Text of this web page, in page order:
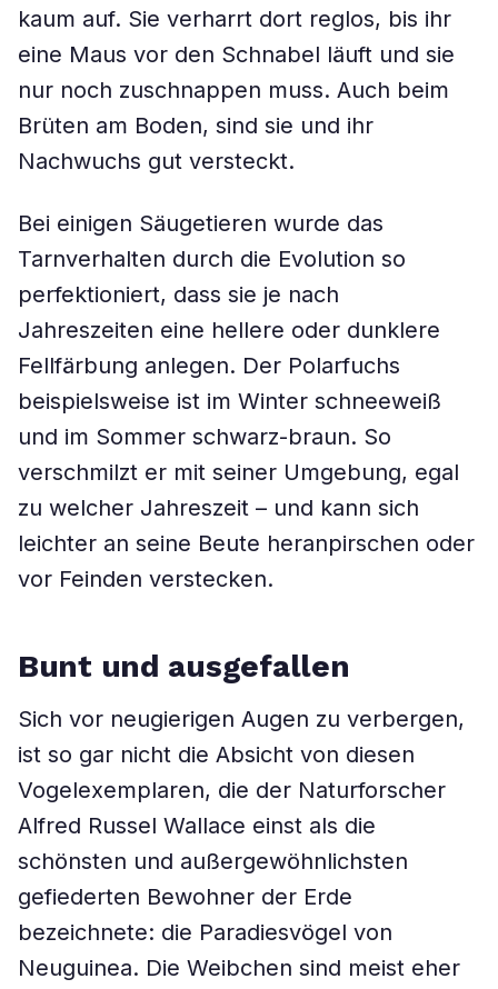
kaum auf. Sie verharrt dort reglos, bis ihr
eine Maus vor den Schnabel läuft und sie
nur noch zuschnappen muss. Auch beim
Brüten am Boden, sind sie und ihr
Nachwuchs gut versteckt.
Bei einigen Säugetieren wurde das
Tarnverhalten durch die Evolution so
perfektioniert, dass sie je nach
Jahreszeiten eine hellere oder dunklere
Fellfärbung anlegen. Der Polarfuchs
beispielsweise ist im Winter schneeweiß
und im Sommer schwarz-braun. So
verschmilzt er mit seiner Umgebung, egal
zu welcher Jahreszeit – und kann sich
leichter an seine Beute heranpirschen oder
vor Feinden verstecken.
Bunt und ausgefallen
Sich vor neugierigen Augen zu verbergen,
ist so gar nicht die Absicht von diesen
Vogelexemplaren, die der Naturforscher
Alfred Russel Wallace einst als die
schönsten und außergewöhnlichsten
gefiederten Bewohner der Erde
bezeichnete: die Paradiesvögel von
Neuguinea. Die Weibchen sind meist eher